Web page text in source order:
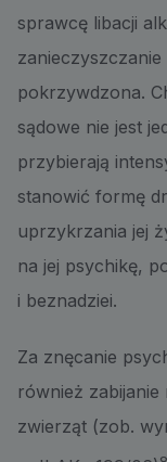
sprawcę libacji
pokrzywdzona.
sądowe nie jest
przybierają
stanowić formę
uprzykrzania jej
na jej psychikę,
i beznadziei.
Za znęcanie
również
zwierząt (zob.